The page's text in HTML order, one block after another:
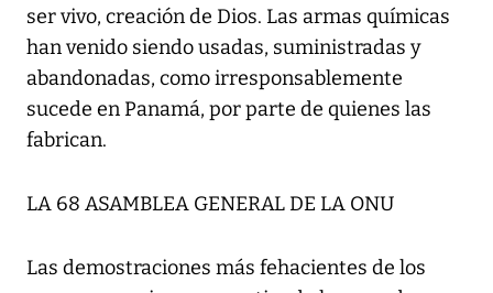
ser vivo, creación de Dios. Las armas químicas
han venido siendo usadas, suministradas y
abandonadas, como irresponsablemente
sucede en Panamá, por parte de quienes las
fabrican.
LA 68 ASAMBLEA GENERAL DE LA ONU
Las demostraciones más fehacientes de los